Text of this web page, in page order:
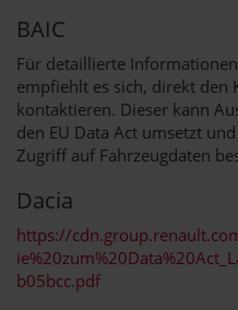
BAIC
Für detaillierte
empfiehlt es sich, direkt den
kontaktieren. Dieser kann
den EU Data Act umsetzt
Zugriff auf Fahrzeugdaten
Dacia
https://
b05bcc.pdf